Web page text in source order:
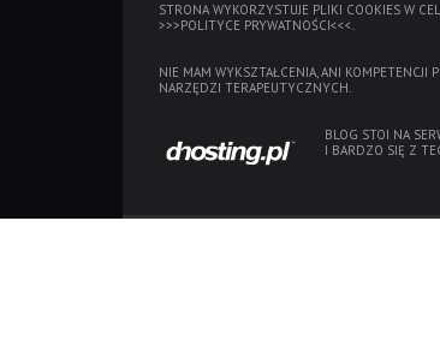
STRONA WYKORZYSTUJE PLIKI COOKIES W
>>>POLITYCE PRYWATNOŚCI<<<.
NIE MAM WYKSZTAŁCENIA, ANI KOMPETENCJI
NARZĘDZI TERAPEUTYCZNYCH.
BLOG STOI NA
I BARDZO SIĘ Z